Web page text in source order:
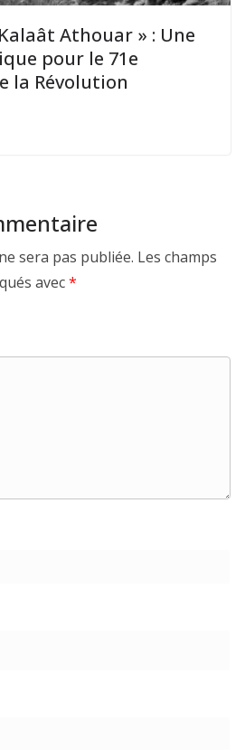
Athouar » : Une
pour le 71e
la Révolution
sera pas publiée. Les champs
avec*